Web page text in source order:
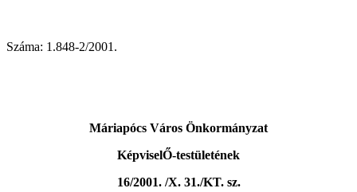
Száma: 1.848-2/2001.
Máriapócs Város Önkormányzat
KépviselŐ-testületének
16/2001. /X. 31./KT. sz.